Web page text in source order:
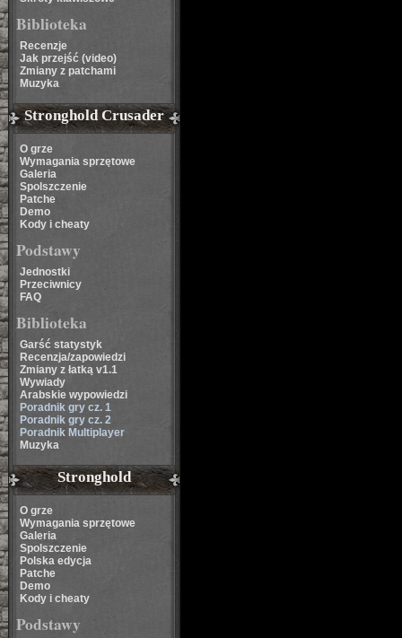
Biblioteka
Recenzje
Jak przejść (video)
Zmiany z patchami
Muzyka
Stronghold Crusader
O grze
Wymagania sprzętowe
Galeria
Spolszczenie
Patche
Demo
Kody i cheaty
Podstawy
Jednostki
Przeciwnicy
FAQ
Biblioteka
Garść statystyk
Recenzja/zapowiedzi
Zmiany z łatką v1.1
Wywiady
Arabskie wypowiedzi
Poradnik gry cz. 1
Poradnik gry cz. 2
Poradnik Multiplayer
Muzyka
Stronghold
O grze
Wymagania sprzętowe
Galeria
Spolszczenie
Polska edycja
Patche
Demo
Kody i cheaty
Podstawy